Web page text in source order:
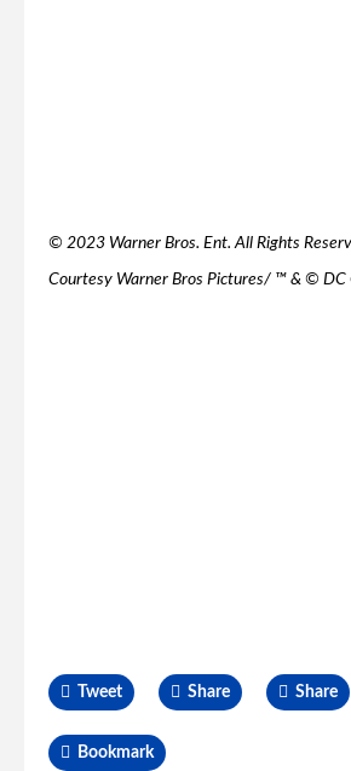
© 2023 Warner Bros. Ent. All Rights
Courtesy Warner Bros Pictures/ ™ & © DC
Tweet Share Share
Bookmark